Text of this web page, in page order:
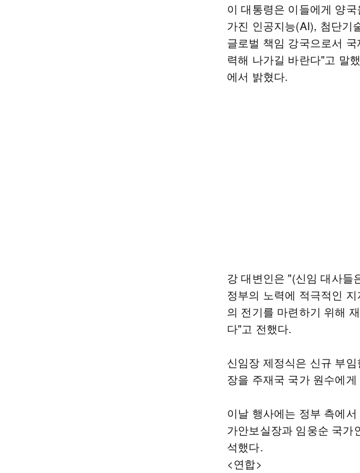
이 대통령은 이들에게 양
가진 인공지능(AI), 첨단기
글로벌 책임 강국으로서
력해 나가길 바란다"고 말
에서 밝혔다.
강 대변인은 "(신임 대사들
정부의 노력에 적극적인
의 전기를 마련하기 위해
다"고 전했다.
신임장 제정식은 신규 부
장을 주재국 국가 원수에
이날 행사에는 정부 측에
가안보실장과 임웅순 국가
석했다.
<연합>